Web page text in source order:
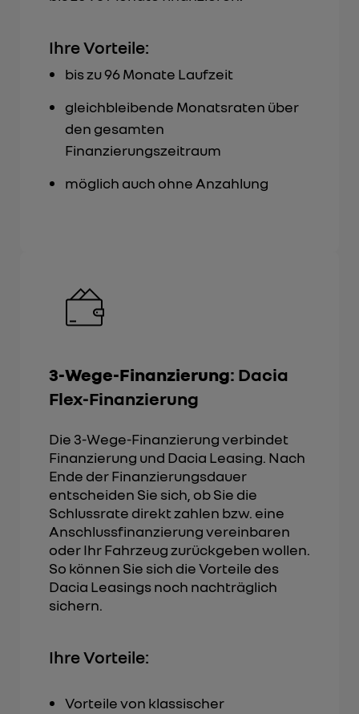
Ihre Vorteile:
bis zu 96 Monate Laufzeit
gleichbleibende Monatsraten über
den gesamten
Finanzierungszeitraum
möglich auch ohne Anzahlung
3-Wege-Finanzierung: Dacia
Flex-Finanzierung
Die 3-Wege-Finanzierung verbindet
Finanzierung und Dacia Leasing. Nach
Ende der Finanzierungsdauer
entscheiden Sie sich, ob Sie die
Schlussrate direkt zahlen bzw. eine
Anschlussfinanzierung vereinbaren
oder Ihr Fahrzeug zurückgeben wollen.
So können Sie sich die Vorteile des
Dacia Leasings noch nachträglich
sichern.
Ihre Vorteile:
Vorteile von klassischer